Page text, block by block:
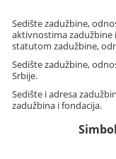
Sedište zadužbine,
aktivnostima
statutom zadužbine,
Sedište zadužbine,
Srbije.
Sedište i adresa
zadužbina i fondacija.